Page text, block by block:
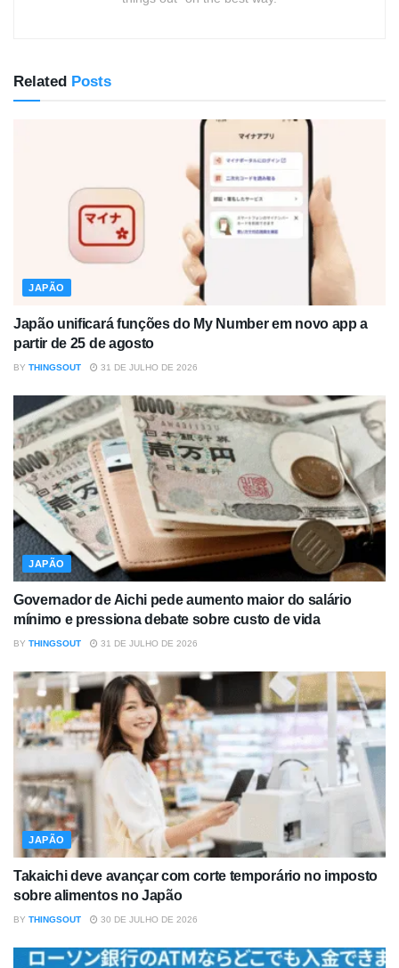
Related Posts
JAPÃO
Japão unificará funções do My Number em novo app a
partir de 25 de agosto
BY THINGSOUT 31 DE JULHO DE 2026
JAPÃO
Governador de Aichi pede aumento maior do salário
mínimo e pressiona debate sobre custo de vida
BY THINGSOUT 31 DE JULHO DE 2026
JAPÃO
Takaichi deve avançar com corte temporário no imposto
sobre alimentos no Japão
BY THINGSOUT 30 DE JULHO DE 2026